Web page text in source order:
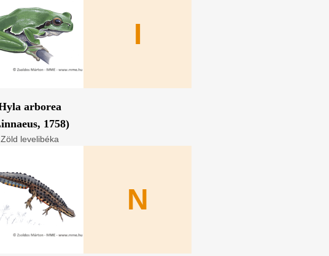
Zöld levelibéka
arborea
1758)
I
N